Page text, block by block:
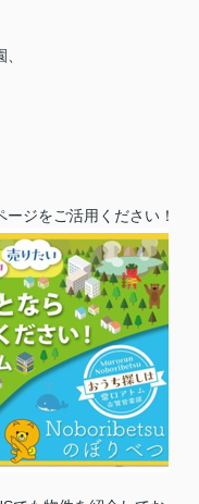
ジをご活用ください！